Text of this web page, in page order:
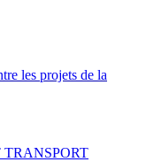
les projets de la